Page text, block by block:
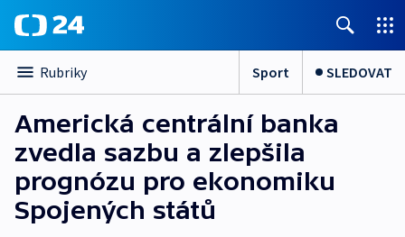
Rubriky Sport SLEDOVAT
Americká centrální banka
zvedla sazbu a zlepšila
prognózu pro ekonomiku
Spojených států